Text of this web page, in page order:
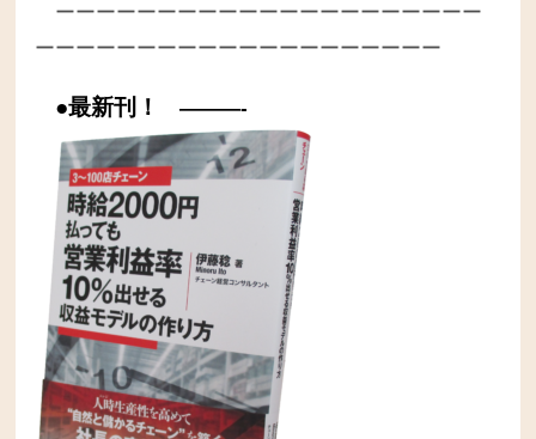
ーーーーーーーーーーーーーーーーーーーーー
ーーーーーーーーーーーーーーーーーーーー
●最新刊！ ———-